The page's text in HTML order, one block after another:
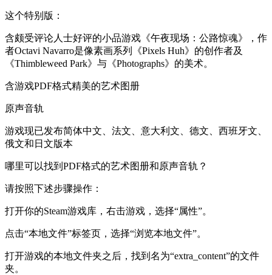
这个特别版：
含颇受评论人士好评的小品游戏《午夜现场：公路惊魂》，作
者Octavi Navarro是像素画系列《Pixels Huh》的创作者及
《Thimbleweed Park》与《Photographs》的美术。
含游戏PDF格式精美的艺术图册
原声音轨
游戏现已发布简体中文、法文、意大利文、德文、西班牙文、
俄文和日文版本
哪里可以找到PDF格式的艺术图册和原声音轨？
请按照下述步骤操作：
打开你的Steam游戏库，右击游戏，选择“属性”。
点击“本地文件”标签页，选择“浏览本地文件”。
打开游戏的本地文件夹之后，找到名为“extra_content”的文件
夹。